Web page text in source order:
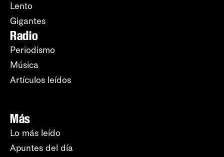
Lento
Gigantes
Radio
Periodismo
Música
Artículos leídos
Más
Lo más leído
Apuntes del día